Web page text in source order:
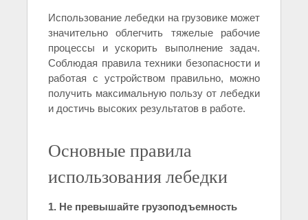
Использование лебедки на грузовике может
значительно облегчить тяжелые рабочие
процессы и ускорить выполнение задач.
Соблюдая правила техники безопасности и
работая с устройством правильно, можно
получить максимальную пользу от лебедки
и достичь высоких результатов в работе.
Основные правила
использования лебедки
1. Не превышайте грузоподъемность